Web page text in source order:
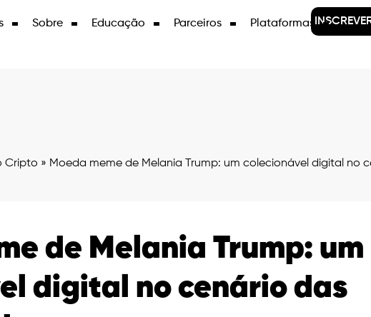
Sobre Educação Parceiros Plataformas
Cripto » Moeda meme de Melania Trump: um colecionável digital no
de Melania Trump: um
digital no cenário das